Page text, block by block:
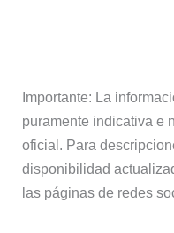
Importante: La
puramente indicativa e
oficial. Para
disponibilidad
las páginas de redes